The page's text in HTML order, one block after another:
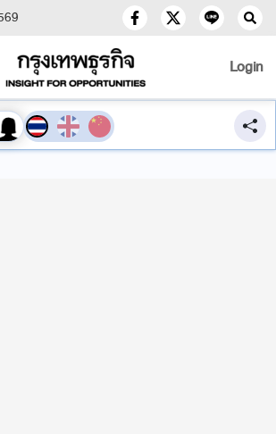
Login
สลับเสียงอ่าน